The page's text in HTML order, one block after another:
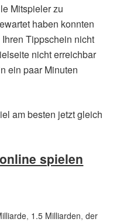
Mitspieler zu
haben konnten
Tippschein nicht
nicht erreichbar
ein paar Minuten
am besten jetzt gleich
spielen
, 1.5 Milliarden,der